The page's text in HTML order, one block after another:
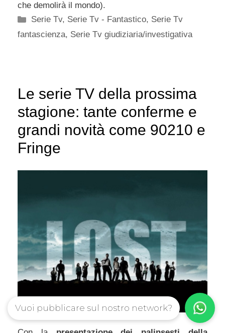
che demolirà il mondo).
Categorie
Serie Tv, Serie Tv - Fantastico, Serie Tv
fantascienza, Serie Tv giudiziaria/investigativa
Le serie TV della prossima
stagione: tante conferme e
grandi novità come 90210 e
Fringe
Vuoi pubblicare sul nostro network?